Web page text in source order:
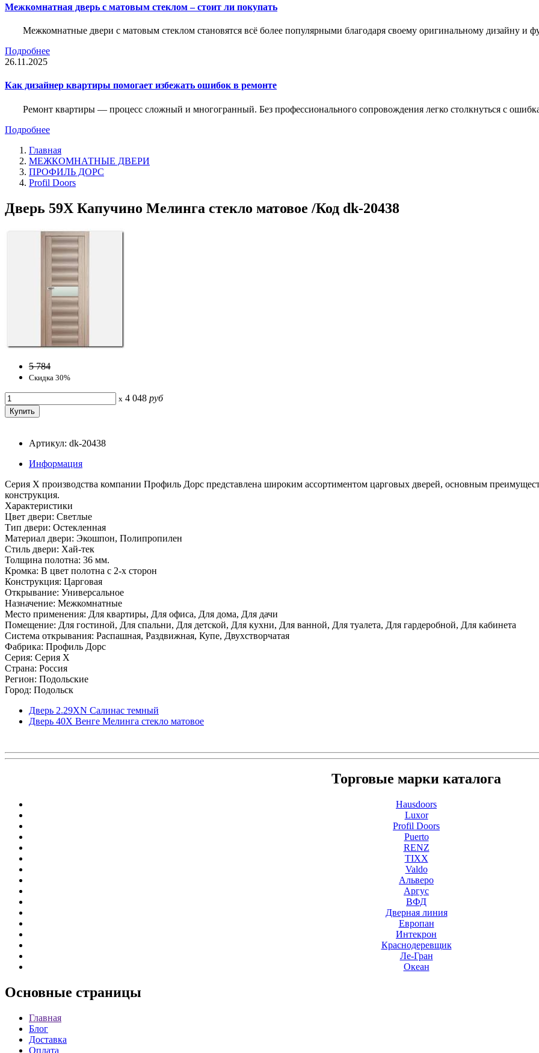
Межкомнатная дверь с матовым стеклом – стоит ли покупать
Межкомнатные двери с матовым стеклом становятся всё более популярными благодаря своему оригинальному дизайну и
Подробнее
26.11.2025
Как дизайнер квартиры помогает избежать ошибок в ремонте
Ремонт квартиры — процесс сложный и многогранный. Без профессионального сопровождения легко столкнуться с
Подробнее
Главная
МЕЖКОМНАТНЫЕ ДВЕРИ
ПРОФИЛЬ ДОРС
Profil Doors
Дверь 59X Капучино Мелинга стекло матовое /Код dk-20438
5 784
Скидка 30%
x 4 048 руб
Артикул: dk-20438
Информация
Серия Х производства компании Профиль Дорс представлена широким ассортиментом царговых дверей, основным
конструкция.
Характеристики
Цвет двери: Светлые
Тип двери: Остекленная
Материал двери: Экошпон, Полипропилен
Стиль двери: Хай-тек
Толщина полотна: 36 мм.
Кромка: В цвет полотна с 2-х сторон
Конструкция: Царговая
Открывание: Универсальное
Назначение: Межкомнатные
Место применения: Для квартиры, Для офиса, Для дома, Для дачи
Помещение: Для гостиной, Для спальни, Для детской, Для кухни, Для ванной, Для туалета, Для гардеробной, Для кабинета
Система открывания: Распашная, Раздвижная, Купе, Двухстворчатая
Фабрика: Профиль Дорс
Серия: Серия X
Страна: Россия
Регион: Подольские
Город: Подольск
Дверь 2.29ХN Салинас темный
Дверь 40X Венге Мелинга стекло матовое
Торговые марки каталога
Hausdoors
Luxor
Profil Doors
Puerto
RENZ
TIXX
Valdo
Альверо
Аргус
ВФД
Дверная линия
Европан
Интекрон
Краснодеревщик
Ле-Гран
Океан
Основные страницы
Главная
Блог
Доставка
Оплата